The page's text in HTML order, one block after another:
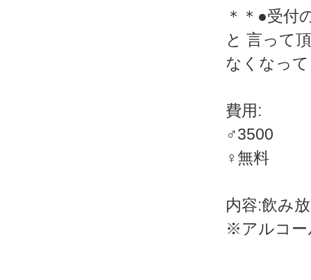
＊＊●受付
と 言って
なくなっ
費用:
♂3500
♀無料
内容:飲み
※アルコー